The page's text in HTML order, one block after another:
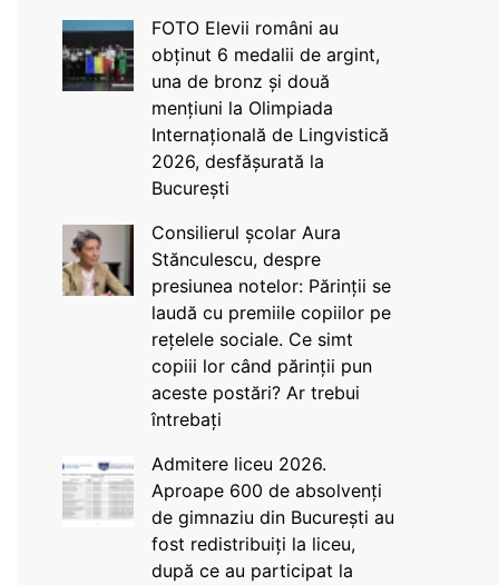
FOTO Elevii români au
obținut 6 medalii de argint,
una de bronz și două
mențiuni la Olimpiada
Internațională de Lingvistică
2026, desfășurată la
București
Consilierul școlar Aura
Stănculescu, despre
presiunea notelor: Părinții se
laudă cu premiile copiilor pe
rețelele sociale. Ce simt
copiii lor când părinții pun
aceste postări? Ar trebui
întrebați
Admitere liceu 2026.
Aproape 600 de absolvenți
de gimnaziu din București au
fost redistribuiți la liceu,
după ce au participat la